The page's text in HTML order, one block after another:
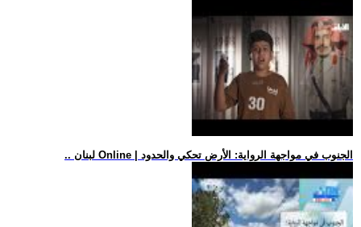
.. لبنان Online | الجنوب في مواجهة الرواية: الأرض تحكي والحدود